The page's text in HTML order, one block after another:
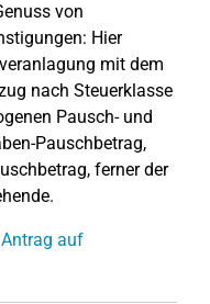
von
Hier
mit dem
nach Steuerklasse
Pausch- und
Pauschbetrag,
ferner der
auf